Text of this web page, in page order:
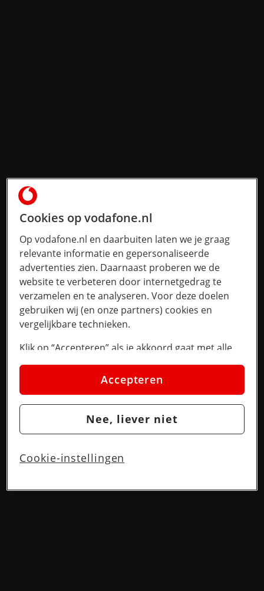
Cookies op vodafone.nl
Op vodafone.nl en daarbuiten laten we je graag
relevante informatie en gepersonaliseerde
advertenties zien. Daarnaast proberen we de
website te verbeteren door internetgedrag te
verzamelen en te analyseren. Voor deze doelen
gebruiken wij (en onze partners) cookies en
vergelijkbare technieken.
Klik op “Accepteren” als je akkoord gaat met alle
cookies. Kies je voor “Nee, liever niet”, dan
plaatsen we alleen strikt noodzakelijke cookies om
de website goed te laten werken. Dat betekent dat
we geen vormen van personalisatie toepassen.
Via cookie instellingen kan je zelf bepalen welke
wijzigen of intrekken op de
Accepteren
Nee, liever niet
Cookie-instellingen